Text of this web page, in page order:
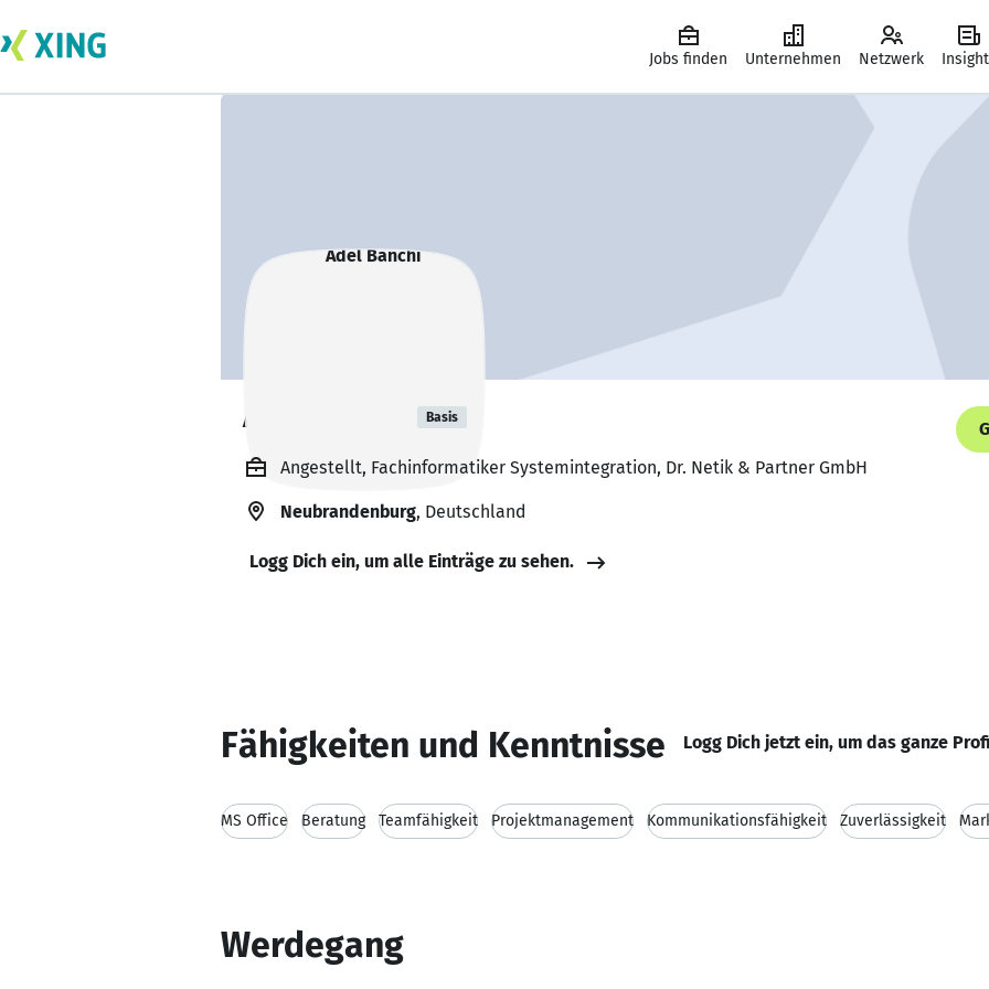
Jobs finden Unternehmen Netzwerk
Adel Banchi Basis
Angestellt, Fachinformatiker Systemintegration, Dr. Netik & Partner GmbH
Neubrandenburg, Deutschland
Logg Dich ein, um alle Einträge zu sehen.
Fähigkeiten und Kenntnisse Logg Dich jetzt ein, um das ganze
MS Office Beratung Teamfähigkeit Projektmanagement Kommunikationsfähigkeit Zuverlässigkeit
Werdegang